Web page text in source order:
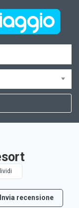
Invia recensione